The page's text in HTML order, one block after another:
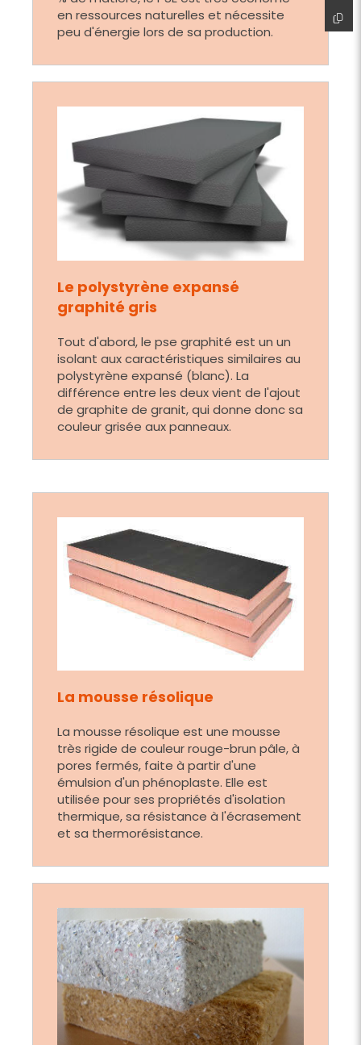
en ressources naturelles et nécessite
peu d'énergie lors de sa production.
Le polystyrène expansé
graphité gris
Tout d'abord, le pse graphité est un un
isolant aux caractéristiques similaires au
polystyrène expansé (blanc). La
différence entre les deux vient de l'ajout
de graphite de granit, qui donne donc sa
couleur grisée aux panneaux.
La mousse résolique
La mousse résolique est une mousse
très rigide de couleur rouge-brun pâle, à
pores fermés, faite à partir d'une
émulsion d'un phénoplaste. Elle est
utilisée pour ses propriétés d'isolation
thermique, sa résistance à l'écrasement
et sa thermorésistance.